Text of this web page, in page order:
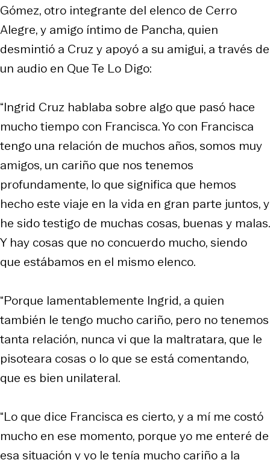
Gómez, otro integrante del elenco de Cerro
Alegre, y amigo íntimo de Pancha, quien
desmintió a Cruz y apoyó a su amigui, a través de
un audio en Que Te Lo Digo:
“Ingrid Cruz hablaba sobre algo que pasó hace
mucho tiempo con Francisca. Yo con Francisca
tengo una relación de muchos años, somos muy
amigos, un cariño que nos tenemos
profundamente, lo que significa que hemos
hecho este viaje en la vida en gran parte juntos, y
he sido testigo de muchas cosas, buenas y malas.
Y hay cosas que no concuerdo mucho, siendo
que estábamos en el mismo elenco.
“Porque lamentablemente Ingrid, a quien
también le tengo mucho cariño, pero no tenemos
tanta relación, nunca vi que la maltratara, que le
pisoteara cosas o lo que se está comentando,
que es bien unilateral.
“Lo que dice Francisca es cierto, y a mí me costó
mucho en ese momento, porque yo me enteré de
esa situación y yo le tenía mucho cariño a la